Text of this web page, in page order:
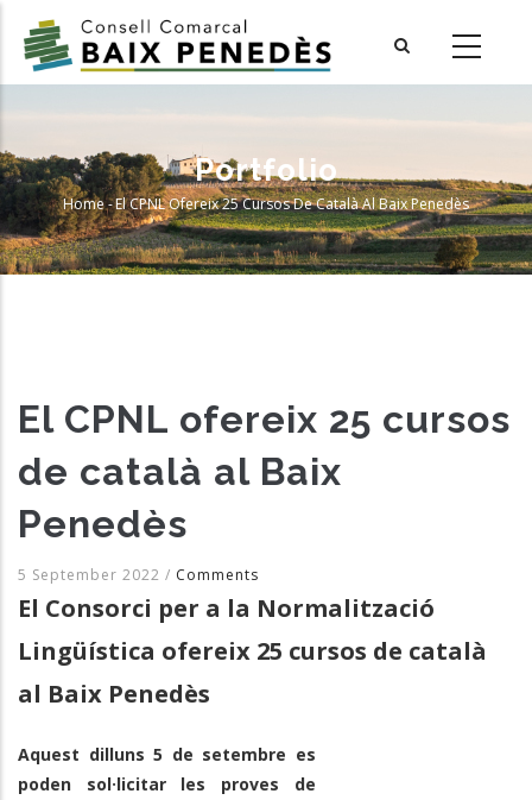
main
Portfolio
Breadcrumb
Home-El CPNL Ofereix 25 Cursos De Català Al Baix Penedès
El CPNL ofereix 25 cursos
de català al Baix
Penedès
5 September 2022 / Comments
El Consorci per a la Normalització
Lingüística ofereix 25 cursos de català
al Baix Penedès
Aquest dilluns 5 de setembre es
poden sol·licitar les proves de